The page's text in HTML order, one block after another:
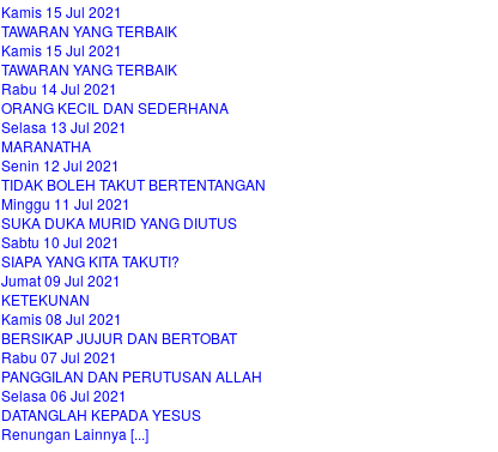
Kamis 15 Jul 2021
TAWARAN YANG TERBAIK
Kamis 15 Jul 2021
TAWARAN YANG TERBAIK
Rabu 14 Jul 2021
ORANG KECIL DAN SEDERHANA
Selasa 13 Jul 2021
MARANATHA
Senin 12 Jul 2021
TIDAK BOLEH TAKUT BERTENTANGAN
Minggu 11 Jul 2021
SUKA DUKA MURID YANG DIUTUS
Sabtu 10 Jul 2021
SIAPA YANG KITA TAKUTI?
Jumat 09 Jul 2021
KETEKUNAN
Kamis 08 Jul 2021
BERSIKAP JUJUR DAN BERTOBAT
Rabu 07 Jul 2021
PANGGILAN DAN PERUTUSAN ALLAH
Selasa 06 Jul 2021
DATANGLAH KEPADA YESUS
Renungan Lainnya [...]